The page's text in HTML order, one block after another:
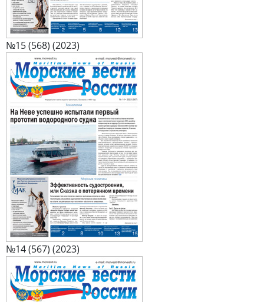
№15 (568) (2023)
№14 (567) (2023)